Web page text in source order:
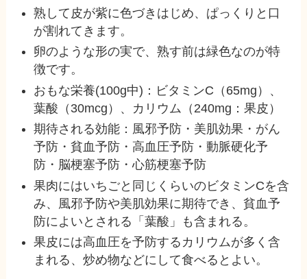
熟して皮が紫に色づきはじめ、ぱっくりと口
が割れてきます。
卵のような形の実で、熟す前は緑色なのが特
徴です。
おもな栄養(100g中)：ビタミンC（65mg）、
葉酸（30mcg）、カリウム（240mg：果皮）
期待される効能：風邪予防・美肌効果・がん
予防・貧血予防・高血圧予防・動脈硬化予
防・脳梗塞予防・心筋梗塞予防
果肉にはいちごと同じくらいのビタミンCを含
み、風邪予防や美肌効果に期待でき、貧血予
防によいとされる「葉酸」も含まれる。
果皮には高血圧を予防するカリウムが多く含
まれる、炒め物などにして食べるとよい。